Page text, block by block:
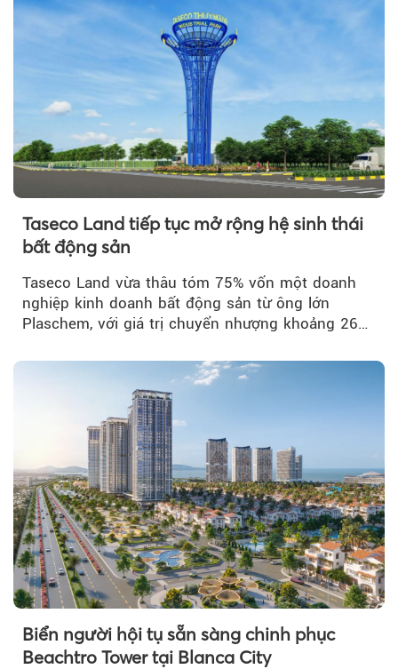
Taseco Land tiếp tục mở rộng hệ sinh thái
bất động sản
Taseco Land vừa thâu tóm 75% vốn một doanh
nghiệp kinh doanh bất động sản từ ông lớn
Plaschem, với giá trị chuyển nhượng khoảng 262
Biển người hội tụ sẵn sàng chinh phục
Beachtro Tower tại Blanca City